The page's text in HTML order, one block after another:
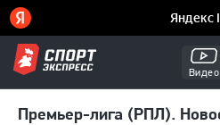
Видео
Премьер-лига (РПЛ).